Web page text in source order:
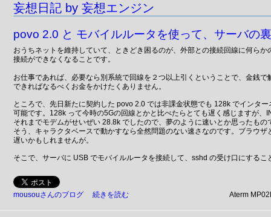
妄想日記 by 妄想エンジン
povo 2.0 と モバイルルータを使って、サーバの
おうちネットを維持していて、ときどき困るのが、外部との接続回線に何ら
接続ができなくなることです。
お仕事であれば、必要なら別系統で回線を２つ以上引くということで、金銭
できればなるべくお金をかけたくありません。
ところで、先日新たに契約した povo 2.0 では非課金状態でも 128k でインタ
可能です。128k って今時の5Gの回線とかと比べたらとても遅く感じますが、
それまでモデムがせいぜい 28.8k でしたので、夢のように速いとか思ったもの
そう、キャラクタベースで動かすなら全然問題のない速さなのです。ブラウザ
遅いかもしれませんが。
そこで、サーバに USB でモバイルルータを接続して、sshd の受け口にするこ
Aterm
mousouさんのブログ 続きを読む